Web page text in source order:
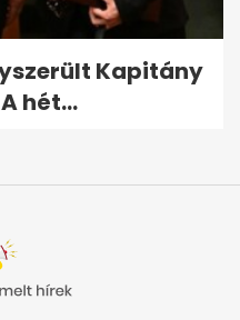
Kapitány
hét...